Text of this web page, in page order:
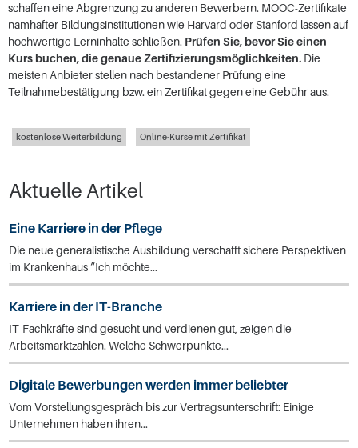
schaffen eine Abgrenzung zu anderen Bewerbern. MOOC-Zertifikate
namhafter Bildungsinstitutionen wie Harvard oder Stanford lassen auf
hochwertige Lerninhalte schließen. Prüfen Sie, bevor Sie einen
Kurs buchen, die genaue Zertifizierungsmöglichkeiten. Die
meisten Anbieter stellen nach bestandener Prüfung eine
Teilnahmebestätigung bzw. ein Zertifikat gegen eine Gebühr aus.
kostenlose Weiterbildung Online-Kurse mit Zertifikat
Aktuelle Artikel
Eine Karriere in der Pflege
Die neue generalistische Ausbildung verschafft sichere Perspektiven
im Krankenhaus “Ich möchte...
Karriere in der IT-Branche
IT-Fachkräfte sind gesucht und verdienen gut, zeigen die
Arbeitsmarktzahlen. Welche Schwerpunkte...
Digitale Bewerbungen werden immer beliebter
Vom Vorstellungsgespräch bis zur Vertragsunterschrift: Einige
Unternehmen haben ihren...